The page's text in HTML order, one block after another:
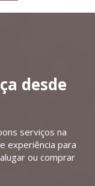
desde
serviços na
experiência para
ou comprar